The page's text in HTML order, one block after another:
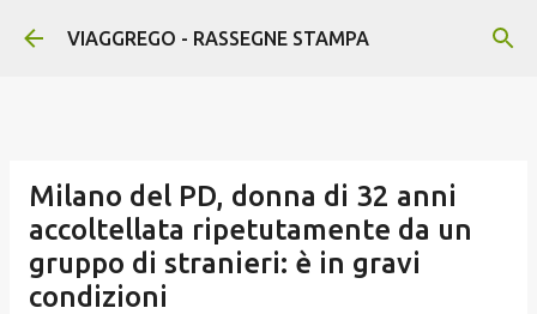
Passa ai contenuti principali
VIAGGREGO - RASSEGNE STAMPA
Milano del PD, donna di 32 anni
accoltellata ripetutamente da un
gruppo di stranieri: è in gravi
condizioni